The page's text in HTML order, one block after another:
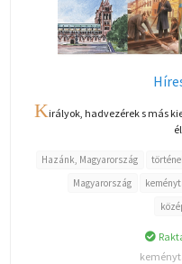
Királyok, hadvezérek s más
Hazánk, Magyarország
Magyarország